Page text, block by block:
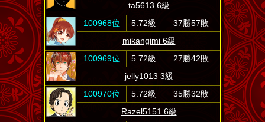
ta5613 6級
100968位
5.72級
37勝57敗
mikangimi 6級
100969位
5.72級
27勝42敗
jelly1013 3級
100970位
5.72級
35勝32敗
Razel5151 6級